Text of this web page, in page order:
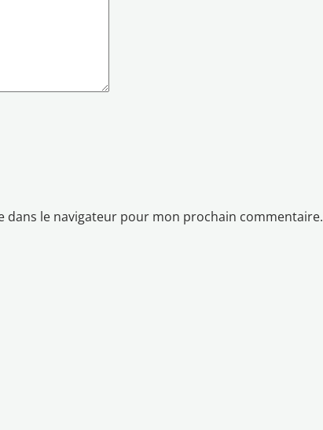
le navigateur pour mon prochain commentaire.